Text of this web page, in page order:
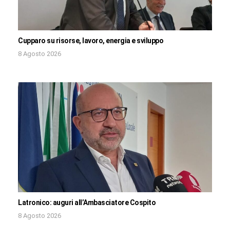
Cupparo su risorse, lavoro, energia e sviluppo
8 Agosto 2026
Latronico: auguri all’Ambasciatore Cospito
8 Agosto 2026